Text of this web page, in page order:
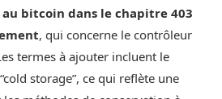
bitcoin dans le chapitre 403
, qui concerne le contrôleur
termes à ajouter incluent le
storage”, ce qui reflète une